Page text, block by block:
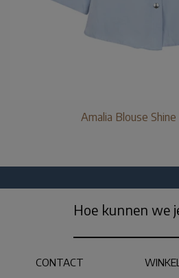
Amalia Blouse
Hoe kunnen we
CONTACT